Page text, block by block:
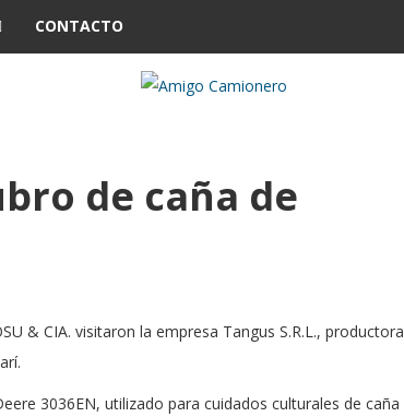
CONTACTO
de caña de
& CIA. visitaron la empresa Tangus S.R.L., productora
3036EN, utilizado para cuidados culturales de caña